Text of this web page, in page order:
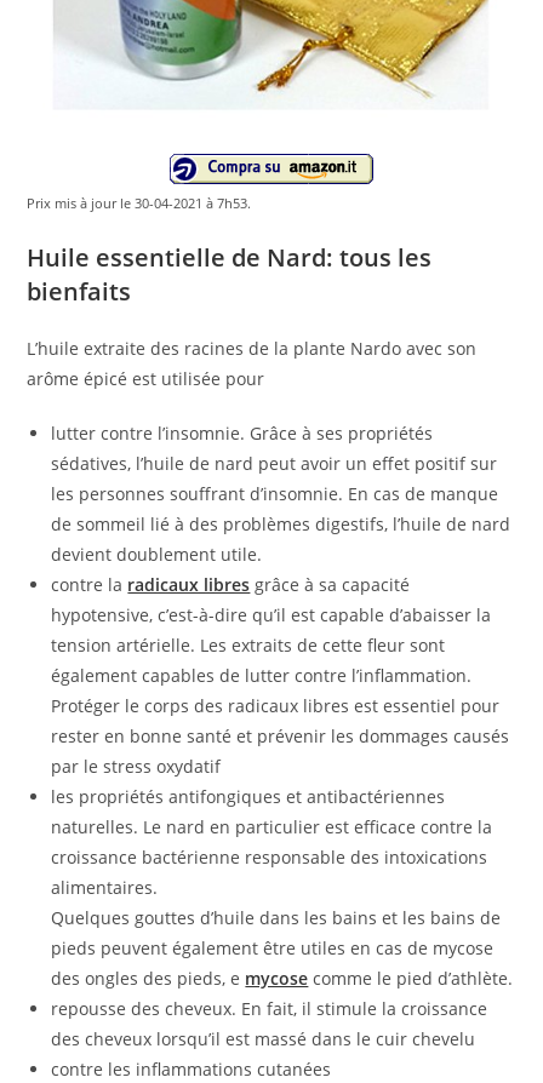
Prix ​​mis à jour le 30-04-2021 à 7h53.
Huile essentielle de Nard: tous les
bienfaits
L’huile extraite des racines de la plante Nardo avec son
arôme épicé est utilisée pour
lutter contre l’insomnie. Grâce à ses propriétés
sédatives, l’huile de nard peut avoir un effet positif sur
les personnes souffrant d’insomnie. En cas de manque
de sommeil lié à des problèmes digestifs, l’huile de nard
devient doublement utile.
contre la radicaux libres grâce à sa capacité
hypotensive, c’est-à-dire qu’il est capable d’abaisser la
tension artérielle. Les extraits de cette fleur sont
également capables de lutter contre l’inflammation.
Protéger le corps des radicaux libres est essentiel pour
rester en bonne santé et prévenir les dommages causés
par le stress oxydatif
les propriétés antifongiques et antibactériennes
naturelles. Le nard en particulier est efficace contre la
croissance bactérienne responsable des intoxications
alimentaires.
Quelques gouttes d’huile dans les bains et les bains de
pieds peuvent également être utiles en cas de mycose
des ongles des pieds, e mycose comme le pied d’athlète.
repousse des cheveux. En fait, il stimule la croissance
des cheveux lorsqu’il est massé dans le cuir chevelu
contre les inflammations cutanées